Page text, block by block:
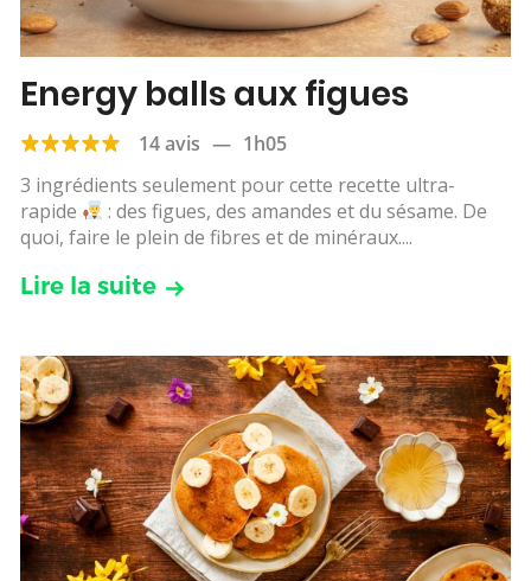
Energy balls aux figues
14 avis — 1h05
3 ingrédients seulement pour cette recette ultra-
rapide
: des figues, des amandes et du sésame. De
quoi, faire le plein de fibres et de minéraux....
Lire la suite